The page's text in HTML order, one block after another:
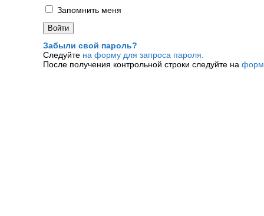
Запомнить меня
Забыли свой пароль?
Следуйте на форму для запроса пароля.
После получения контрольной строки следуйте на